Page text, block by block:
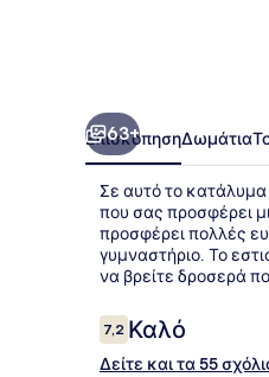
63+
ΕπισκόπησηΔωμάτια
Σε αυτό το κατάλυμα
που σας προσφέρει
προσφέρει πολλές
γυμναστήριο. Το
να βρείτε δροσερά
Σχόλια
7,27,2 στα 10
Καλό
Δείτε και τα 55